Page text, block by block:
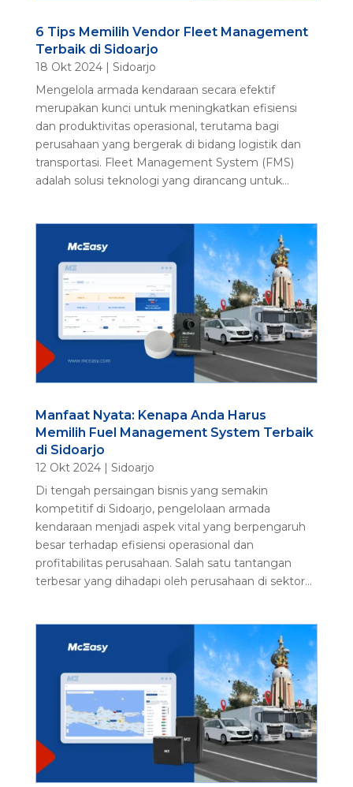
6 Tips Memilih Vendor Fleet Management
Terbaik di Sidoarjo
18 Okt 2024| Sidoarjo
Mengelola armada kendaraan secara efektif
merupakan kunci untuk meningkatkan efisiensi
dan produktivitas operasional, terutama bagi
perusahaan yang bergerak di bidang logistik dan
transportasi. Fleet Management System (FMS)
adalah solusi teknologi yang dirancang untuk...
Manfaat Nyata: Kenapa Anda Harus
Memilih Fuel Management System Terbaik
di Sidoarjo
12 Okt 2024| Sidoarjo
Di tengah persaingan bisnis yang semakin
kompetitif di Sidoarjo, pengelolaan armada
kendaraan menjadi aspek vital yang berpengaruh
besar terhadap efisiensi operasional dan
profitabilitas perusahaan. Salah satu tantangan
terbesar yang dihadapi oleh perusahaan di sektor...